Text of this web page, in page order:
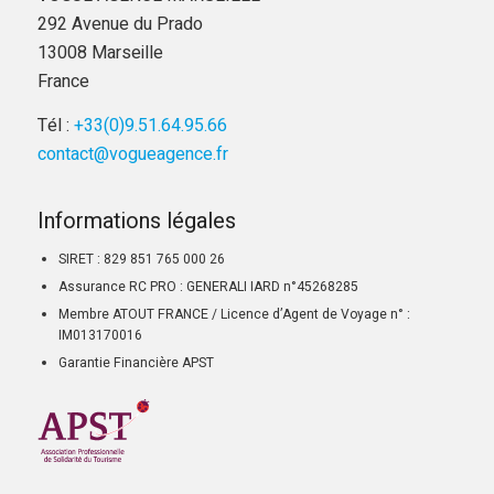
292 Avenue du Prado
13008 Marseille
France
Tél : +33(0)9.51.64.95.66
contact@vogueagence.fr
Informations légales
SIRET : 829 851 765 000 26
Assurance RC PRO : GENERALI IARD n°45268285
Membre ATOUT FRANCE / Licence d’Agent de Voyage n° :
IM013170016
Garantie Financière APST